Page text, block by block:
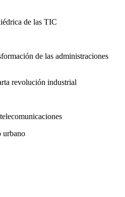
de las TIC
de las administraciones
revolución industrial
urbano